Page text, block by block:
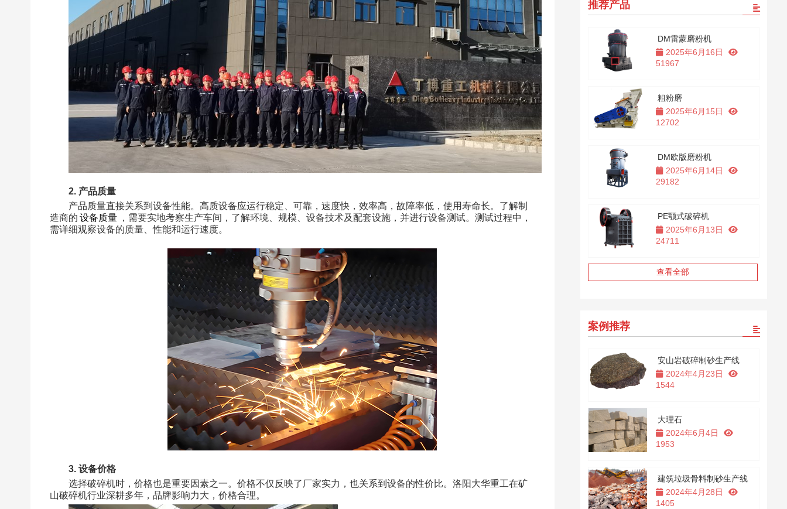
2. 产品质量
产品质量直接关系到设备性能。高质设备应运行稳定、可靠，速度快，效率高，故障率低，使用寿命长。了解制
造商的 设备质量
，需要实地考察生产车间，了解环境、规模、设备技术及配套设施，并进行设备测试。测试过程中，
需详细观察设备的质量、性能和运行速度。
3. 设备价格
选择破碎机时，价格也是重要因素之一。价格不仅反映了厂家实力，也关系到设备的性价比。洛阳大华重工在矿
山破碎机行业深耕多年，品牌影响力大，价格合理。
推荐产品
DM雷蒙磨粉机
2025年6月16日
51967
粗粉磨
2025年6月15日
12702
DM欧版磨粉机
2025年6月14日
29182
PE颚式破碎机
2025年6月13日
24711
查看全部
案例推荐
安山岩破碎制砂生产线
2024年4月23日
1544
大理石
2024年6月4日
1953
建筑垃圾骨料制砂生产线
2024年4月28日
1405